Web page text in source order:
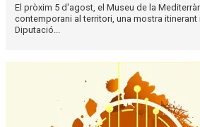
El pròxim 5 d'agost, el Museu de la
contemporani al territori, una mostra itinerant
Diputació...